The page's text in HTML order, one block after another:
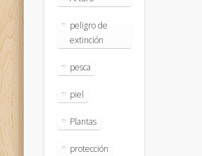
peligro de
extinción
pesca
piel
Plantas
protección